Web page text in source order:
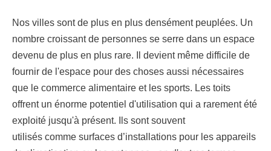
Nos villes sont de plus en plus densément peuplées. Un
nombre croissant de personnes se serre dans un espace
devenu de plus en plus rare. Il devient même difficile de
fournir de l'espace pour des choses aussi nécessaires
que le commerce alimentaire et les sports. Les toits
offrent un énorme potentiel d'utilisation qui a rarement été
exploité jusqu'à présent. Ils sont souvent
utilisés comme surfaces d’installations pour les appareils